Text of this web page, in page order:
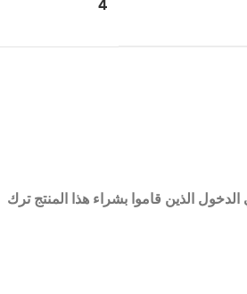
4
الذين قاموا بشراء هذا المنتج ترك